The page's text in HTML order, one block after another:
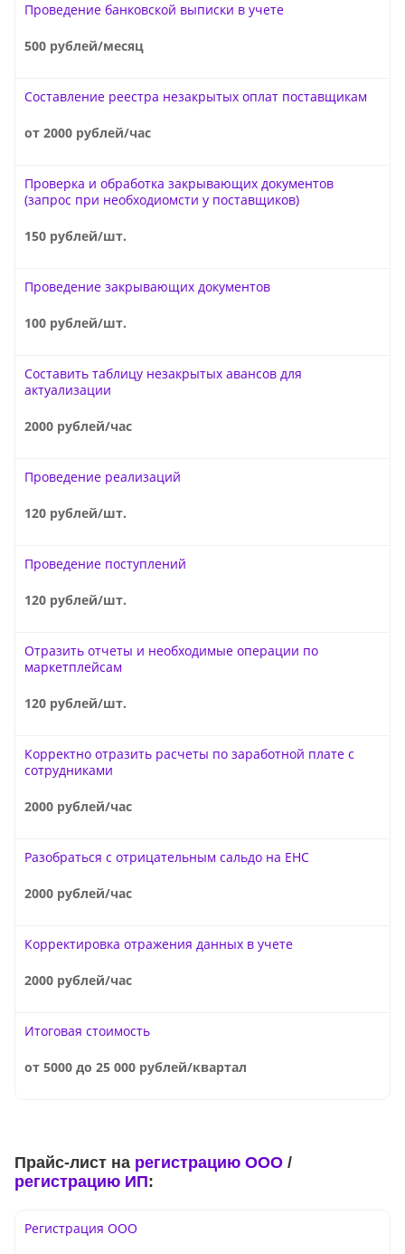
Проведение банковской выписки в учете
500 рублей/месяц
Составление реестра незакрытых оплат поставщикам
от 2000 рублей/час
Проверка и обработка закрывающих документов
(запрос при необходиомсти у поставщиков)
150 рублей/шт.
Проведение закрывающих документов
100 рублей/шт.
Составить таблицу незакрытых авансов для
актуализации
2000 рублей/час
Проведение реализаций
120 рублей/шт.
Проведение поступлений
120 рублей/шт.
Отразить отчеты и необходимые операции по
маркетплейсам
120 рублей/шт.
Корректно отразить расчеты по заработной плате с
сотрудниками
2000 рублей/час
Разобраться с отрицательным сальдо на ЕНС
2000 рублей/час
Корректировка отражения данных в учете
2000 рублей/час
Итоговая стоимость
от 5000 до 25 000 рублей/квартал
Прайс-лист на регистрацию ООО /
регистрацию ИП:
Регистрация ООО